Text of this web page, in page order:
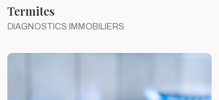
Termites
DIAGNOSTICS IMMOBILIERS